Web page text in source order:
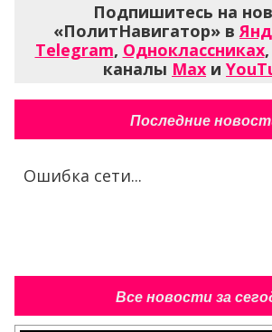
Подпишитесь на
«ПолитНавигатор» в
Telegram, Одноклассниках,
каналы Max и
Последние
Ошибка сети...
Все новости за